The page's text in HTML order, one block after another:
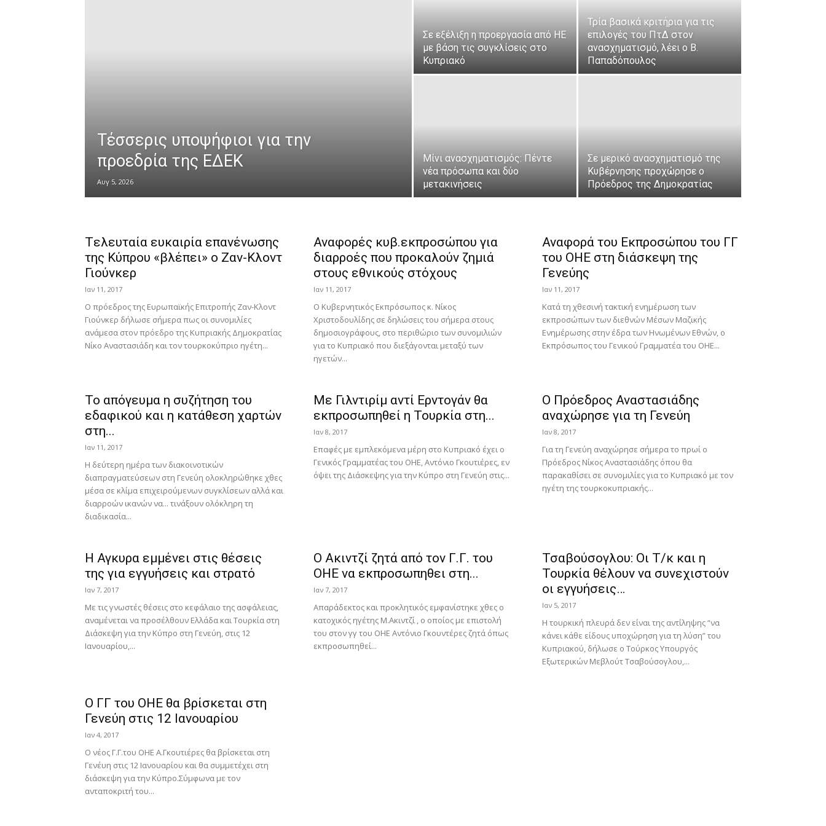
Tέσσερις υποψήφιοι για την
προεδρία της ΕΔΕΚ
Αυγ 5, 2026
Σε εξέλιξη η προεργασία από ΗΕ
με βάση τις συγκλίσεις στο
Κυπριακό
Τρία βασικά κριτήρια για τις
επιλογές του ΠτΔ στον
ανασχηματισμό, λέει ο Β.
Παπαδόπουλος
Μίνι ανασχηματισμός: Πέντε
νέα πρόσωπα και δύο
μετακινήσεις
Σε μερικό ανασχηματισμό της
Κυβέρνησης προχώρησε ο
Πρόεδρος της Δημοκρατίας
Tελευταία ευκαιρία επανένωσης
της Κύπρου «βλέπει» ο Ζαν-Κλοντ
Γιούνκερ
Ιαν 11, 2017
Ο πρόεδρος της Ευρωπαϊκής Επιτροπής Ζαν-Κλοντ
Γιούνκερ δήλωσε σήμερα πως οι συνομιλίες
ανάμεσα στον πρόεδρο της Κυπριακής Δημοκρατίας
Νίκο Αναστασιάδη και τον τουρκοκύπριο ηγέτη...
Αναφορές κυβ.εκπροσώπου για
διαρροές που προκαλούν ζημιά
στους εθνικούς στόχους
Ιαν 11, 2017
O Κυβερνητικός Εκπρόσωπος κ. Νίκος
Χριστοδουλίδης σε δηλώσεις του σήμερα στους
δημοσιογράφους, στο περιθώριο των συνομιλιών
για το Κυπριακό που διεξάγονται μεταξύ των
ηγετών...
Αναφορά του Εκπροσώπου του ΓΓ
του ΟΗΕ στη διάσκεψη της
Γενεύης
Ιαν 11, 2017
Κατά τη χθεσινή τακτική ενημέρωση των
εκπροσώπων των διεθνών Μέσων Μαζικής
Ενημέρωσης στην έδρα των Ηνωμένων Εθνών, ο
Εκπρόσωπος του Γενικού Γραμματέα του ΟΗΕ...
Το απόγευμα η συζήτηση του
εδαφικού και η κατάθεση χαρτών
στη...
Ιαν 11, 2017
Η δεύτερη ημέρα των διακοινοτικών
διαπραγματεύσεων στη Γενεύη ολοκληρώθηκε χθες
μέσα σε κλίμα επιχειρούμενων συγκλίσεων αλλά και
διαρροών ικανών να... τινάξουν ολόκληρη τη
διαδικασία...
Με Γιλντιρίμ αντί Ερντογάν θα
εκπροσωπηθεί η Τουρκία στη...
Ιαν 8, 2017
Επαφές με εμπλεκόμενα μέρη στο Κυπριακό έχει ο
Γενικός Γραμματέας του ΟΗΕ, Αντόνιο Γκουτιέρες, εν
όψει της Διάσκεψης για την Κύπρο στη Γενεύη στις...
Ο Πρόεδρος Αναστασιάδης
αναχώρησε για τη Γενεύη
Ιαν 8, 2017
Για τη Γενεύη αναχώρησε σήμερα το πρωί ο
Πρόεδρος Νίκος Αναστασιάδης όπου θα
παρακαθίσει σε συνομιλίες για το Κυπριακό με τον
ηγέτη της τουρκοκυπριακής...
Η Αγκυρα εμμένει στις θέσεις
της για εγγυήσεις και στρατό
Ιαν 7, 2017
Με τις γνωστές θέσεις στο κεφάλαιο της ασφάλειας,
αναμένεται να προσέλθουν Ελλάδα και Τουρκία στη
Διάσκεψη για την Κύπρο στη Γενεύη, στις 12
Ιανουαρίου,...
O Aκιντζί ζητά από τον Γ.Γ. του
ΟΗΕ να εκπροσωπηθει στη...
Ιαν 7, 2017
Απαράδεκτος και προκλητικός εμφανίστηκε χθες ο
κατοχικός ηγέτης Μ.Ακιντζί , ο οποίος με επιστολή
του στον γγ του ΟΗΕ Αντόνιο Γκουντέρες ζητά όπως
εκπροσωπηθεί...
Τσαβούσογλου: Oι Τ/κ και η
Τουρκία θέλουν να συνεχιστούν
οι εγγυήσεις…
Ιαν 5, 2017
Η τουρκική πλευρά δεν είναι της αντίληψης “να
κάνει κάθε είδους υποχώρηση για τη λύση” του
Κυπριακού, δήλωσε ο Τούρκος Υπουργός
Εξωτερικών Μεβλούτ Τσαβούσογλου,...
Ο ΓΓ του ΟΗΕ θα βρίσκεται στη
Γενεύη στις 12 Ιανουαρίου
Ιαν 4, 2017
Ο νέος Γ.Γ.του ΟΗΕ Α.Γκουτιέρες θα βρίσκεται στη
Γενέυη στις 12 Ιανουαρίου και θα συμμετέχει στη
διάσκεψη για την Κύπρο.Σύμφωνα με τον
ανταποκριτή του...